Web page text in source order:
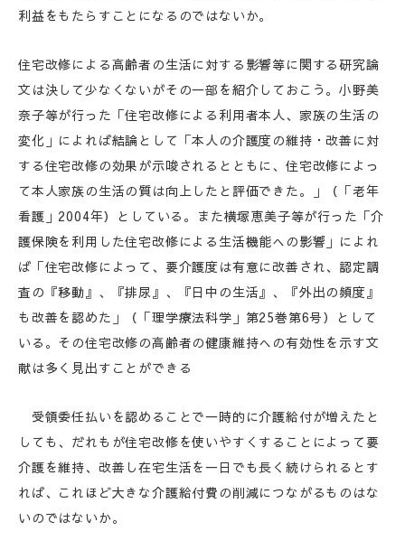
利益をもたらすことになるのではないか。
住宅改修による高齢者の生活に対する影響等に関する研究論
文は決して少なくないがその一部を紹介しておこう。小野美
奈子等が行った「住宅改修による利用者本人、家族の生活の
変化」によれば結論として「本人の介護度の維持・改善に対
する住宅改修の効果が示唆されるとともに、住宅改修によっ
て本人家族の生活の質は向上したと評価できた。」（「老年
看護」2004年）としている。また横塚恵美子等が行った「介
護保険を利用した住宅改修による生活機能への影響」によれ
ば「住宅改修によって、要介護度は有意に改善され、認定調
査の『移動』、『排尿』、『日中の生活』、『外出の頻度』
も改善を認めた」（「理学療法科学」第25巻第6号）として
いる。その住宅改修の高齢者の健康維持への有効性を示す文
献は多く見出すことができる
受領委任払いを認めることで一時的に介護給付が増えたと
しても、だれもが住宅改修を使いやすくすることによって要
介護を維持、改善し在宅生活を一日でも長く続けられるとす
れば、これほど大きな介護給付費の削減につながるものはな
いのではないか。